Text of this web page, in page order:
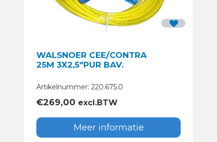
WALSNOER CEE/CONTRA
25M 3X2,5″PUR BAV.
Artikelnummer: 220.675.0
€269,00 excl.BTW
Meer informatie